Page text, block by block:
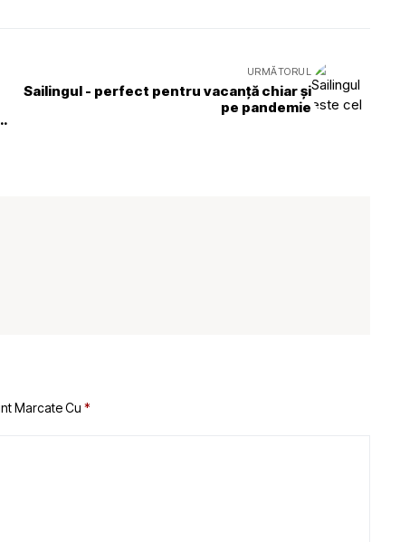
URMĂTORUL
Sailingul - perfect pentru vacanță chiar și
pe pandemie
Marcate Cu *